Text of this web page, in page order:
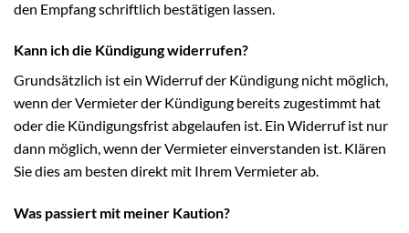
den Empfang schriftlich bestätigen lassen.
Kann ich die Kündigung widerrufen?
Grundsätzlich ist ein Widerruf der Kündigung nicht möglich,
wenn der Vermieter der Kündigung bereits zugestimmt hat
oder die Kündigungsfrist abgelaufen ist. Ein Widerruf ist nur
dann möglich, wenn der Vermieter einverstanden ist. Klären
Sie dies am besten direkt mit Ihrem Vermieter ab.
Was passiert mit meiner Kaution?